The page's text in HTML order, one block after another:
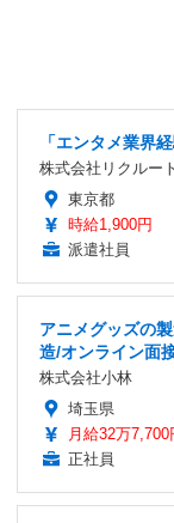
「エンタメ業界
株式会社リクルー
東京都
時給1,900円
派遣社員
アニメグッズの
造/オンライン面
株式会社小林
埼玉県
月給32万7,700
正社員